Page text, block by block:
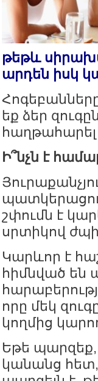
թեթև
արդեն իսկ
եք ձեր
հաղթահարել
Ի՞նչն է
շփումն է
սրտիկով
Կարևոր է
հիմնված են
որը մեկ
կողմից
Եթե պարզեք,
կանանց